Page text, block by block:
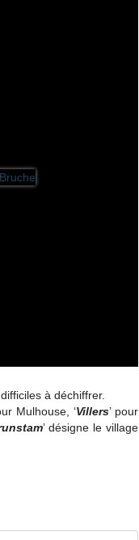
à déchiffrer.
Mulhouse, ‘Villers’ pour
’ désigne le village